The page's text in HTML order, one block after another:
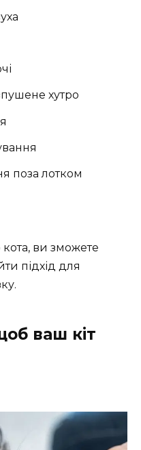
хутро
поза лотком
ви зможете
підхід для
ваш кіт